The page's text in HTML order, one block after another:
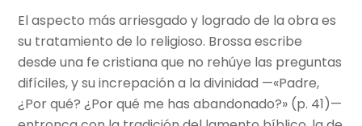
El aspecto más arriesgado y logrado de la obra es
su tratamiento de lo religioso. Brossa escribe
desde una fe cristiana que no rehúye las preguntas
difíciles, y su increpación a la divinidad —«Padre,
¿Por qué? ¿Por qué me has abandonado?» (p. 41)—